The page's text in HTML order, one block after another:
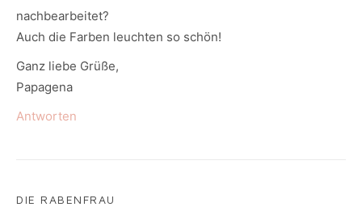
nachbearbeitet?
Auch die Farben leuchten so schön!
Ganz liebe Grüße,
Papagena
Antworten
DIE RABENFRAU